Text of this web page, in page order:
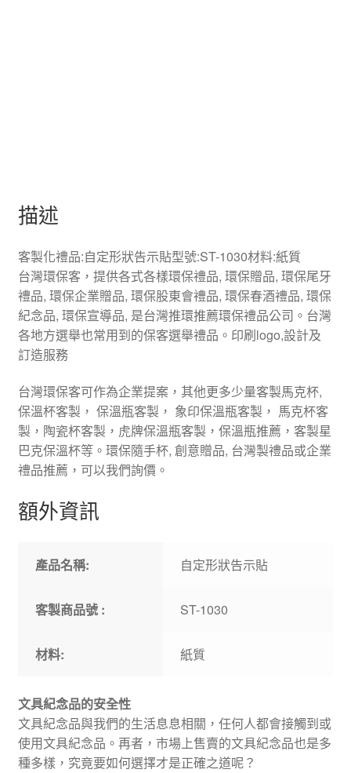
描述
客製化禮品:自定形狀告示貼型號:ST-1030材料:紙質
台灣環保客，提供各式各樣環保禮品, 環保贈品, 環保尾牙
禮品, 環保企業贈品, 環保股東會禮品, 環保春酒禮品, 環保
紀念品, 環保宣導品, 是台灣推環推薦環保禮品公司。台灣
各地方選舉也常用到的保客選舉禮品。印刷logo,設計及
訂造服務
台灣環保客可作為企業提案，其他更多少量客製馬克杯,
保溫杯客製， 保溫瓶客製， 象印保溫瓶客製， 馬克杯客
製，陶瓷杯客製，虎牌保溫瓶客製，保溫瓶推薦，客製星
巴克保溫杯等。環保隨手杯, 創意贈品, 台灣製禮品或企業
禮品推薦，可以我們詢價。
額外資訊
產品名稱: 自定形狀告示貼
客製商品號 : ST-1030
材料: 紙質
文具紀念品的安全性
文具紀念品與我們的生活息息相關，任何人都會接觸到或
使用文具紀念品。再者，市場上售賣的文具紀念品也是多
種多樣，究竟要如何選擇才是正確之道呢？